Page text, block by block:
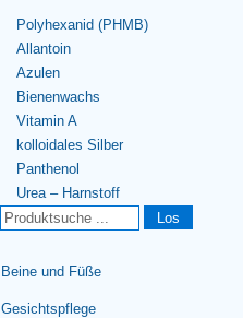
Polyhexanid (PHMB)
Allantoin
Azulen
Bienenwachs
Vitamin A
kolloidales Silber
Panthenol
Urea – Harnstoff
Los
Beine und Füße
Gesichtspflege